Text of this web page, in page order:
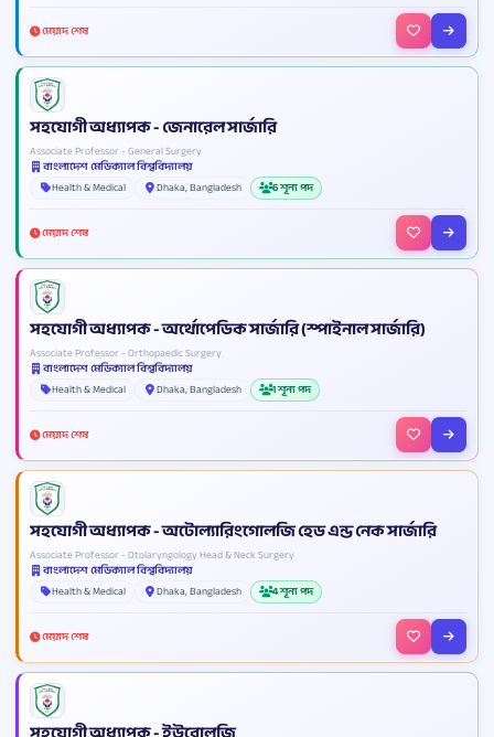
মেয়াদ শেষ
সহযোগী অধ্যাপক - জেনারেল সার্জারি
Associate Professor - General Surgery
বাংলাদেশ মেডিক্যাল বিশ্ববিদ্যালয়
Health & Medical
Dhaka, Bangladesh 6 শূন্য পদ
মেয়াদ শেষ
সহযোগী অধ্যাপক - অর্থোপেডিক সার্জারি (স্পাইনাল সার্জারি)
Associate Professor - Orthopaedic Surgery
বাংলাদেশ মেডিক্যাল বিশ্ববিদ্যালয়
Health & Medical
Dhaka, Bangladesh 1 শূন্য পদ
মেয়াদ শেষ
সহযোগী অধ্যাপক - অটোল্যারিংগোলজি হেড এন্ড নেক সার্জারি
Associate Professor - Otolaryngology Head & Neck Surgery
বাংলাদেশ মেডিক্যাল বিশ্ববিদ্যালয়
Health & Medical
Dhaka, Bangladesh 4 শূন্য পদ
মেয়াদ শেষ